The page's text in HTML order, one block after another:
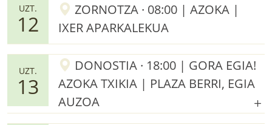
UZT.
12
ZORNOTZA · 08:00 | AZOKA |
IXER APARKALEKUA
UZT.
13
DONOSTIA · 18:00 | GORA EGIA!
AZOKA TXIKIA | PLAZA BERRI, EGIA
AUZOA